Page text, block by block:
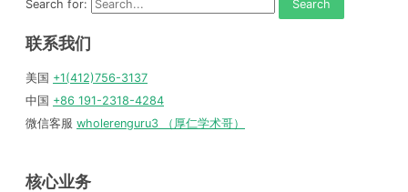
Search for:
联系我们
美国 +1(412)756-3137
中国 +86 191-2318-4284
微信客服 wholerenguru3 （厚仁学术哥）
核心业务